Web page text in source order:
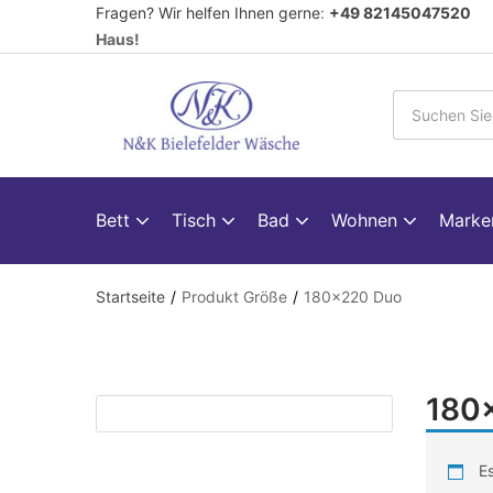
Fragen? Wir helfen Ihnen gerne: +49 82145047520
Haus!
Bett Tisch Bad Wohnen
Startseite Produkt Größe 180x220 Duo